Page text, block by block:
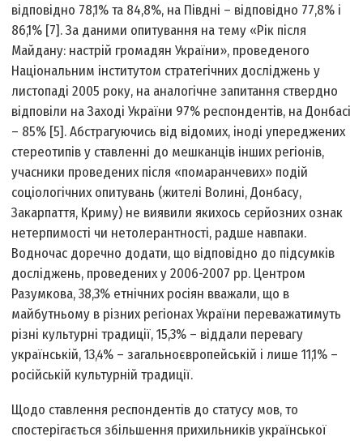
відповідно 78,1% та 84,8%, на Півдні – відповідно 77,8% і
86,1% [7]. За даними опитування на тему «Рік після
Майдану: настрій громадян України», проведеного
Національним інститутом стратегічних досліджень у
листопаді 2005 року, на аналогічне запитання ствердно
відповіли на Заході України 97% респондентів, на Донбасі
– 85% [5]. Абстрагуючись від відомих, іноді упереджених
стереотипів у ставленні до мешканців інших регіонів,
учасники проведених після «помаранчевих» подій
соціологічних опитувань (жителі Волині, Донбасу,
Закарпаття, Криму) не виявили якихось серйозних ознак
нетерпимості чи нетолерантності, радше навпаки.
Водночас доречно додати, що відповідно до підсумків
досліджень, проведених у 2006-2007 рр. Центром
Разумкова, 38,3% етнічних росіян вважали, що в
майбутньому в різних регіонах України переважатимуть
різні культурні традиції, 15,3% – віддали перевагу
українській, 13,4% – загальноєвропейській і лише 11,1% –
російській культурній традиції.
Щодо ставлення респондентів до статусу мов, то
спостерігається збільшення прихильників української